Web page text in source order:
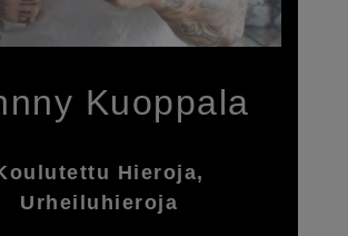
Kuoppala
Hieroja,
Urheiluhieroja